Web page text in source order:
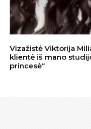
Vizažistė Viktorija
klientė iš mano
princesė“